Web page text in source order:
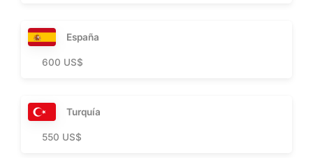
España
600 US$
Turquía
550 US$